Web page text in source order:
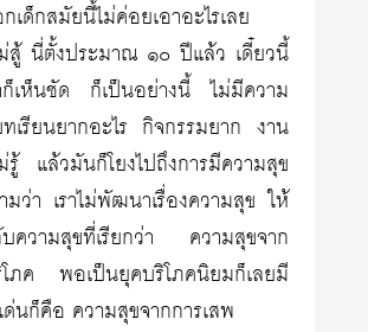
ด็กสมัยนี้ไม่ค่อยเอาอะไรเลย
ม่สู้ นี่ตั้งประมาณ ๑๐ ปีแล้ว เดี๋ยวนี้
ก็เห็นชัด ก็เป็นอย่างนี้ ไม่มีความ
เรียนยากอะไร กิจกรรมยาก งาน
รู้ แล้วมันก็โยงไปถึงการมีความสุข
ว่า เราไม่พัฒนาเรื่องความสุข ให้
บความสุขที่เรียกว่า ความสุขจาก
โภค พอเป็นยุคบริโภคนิยมก็เลยมี
นก็คือ ความสุขจากการเสพ